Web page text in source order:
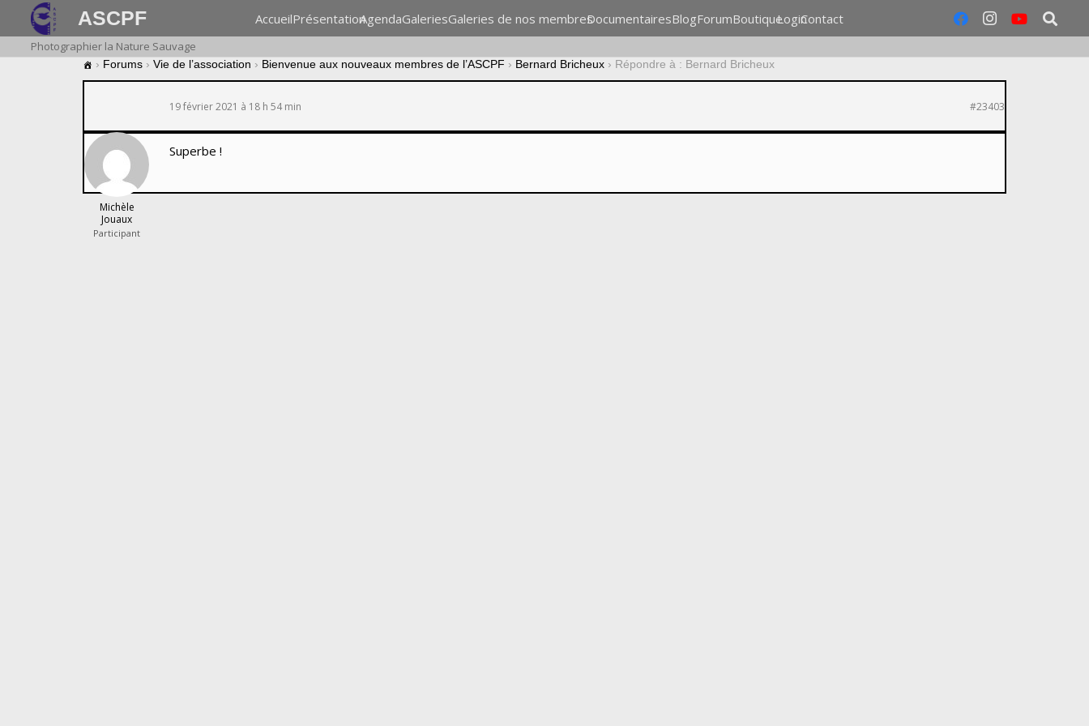
ASCPF AccueilPrésentationAgendaGaleriesGaleries de nos membresDocumentairesBlogForumBoutiqueLoginContact
Photographier la Nature Sauvage
› Forums › Vie de l’association › Bienvenue aux nouveaux membres de l’ASCPF › Bernard Bricheux › Répondre à : Bernard Bricheux
19 février 2021 à 18 h 54 min #23403
Michèle
Jouaux
Participant
Superbe !